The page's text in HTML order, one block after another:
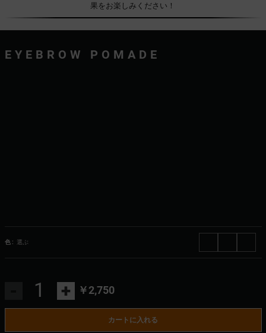
果をお楽しみください！
EYEBROW POMADE
色 : 選ぶ
+ ￥2,750
カートに入れる